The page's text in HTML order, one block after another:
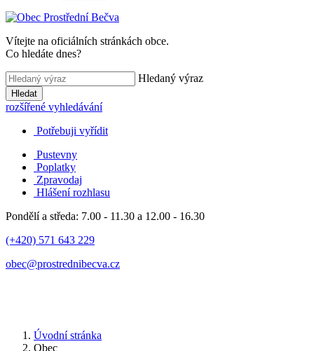
Vítejte na oficiálních stránkách obce.
Co hledáte dnes?
Hledaný výraz
Hledat
rozšířené vyhledávání
Potřebuji vyřídit
Pustevny
Poplatky
Zpravodaj
Hlášení rozhlasu
Pondělí a středa: 7.00 - 11.30 a 12.00 - 16.30
(+420) 571 643 229
obec@prostrednibecva.cz
Úvodní stránka
Obec